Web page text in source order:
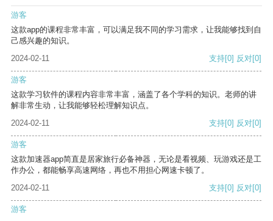
游客
这款app的课程非常丰富，可以满足我不同的学习需求，让我能够找到自
己感兴趣的知识。
2024-02-11
支持[0] 反对[0]
游客
这款学习软件的课程内容非常丰富，涵盖了各个学科的知识。老师的讲
解非常生动，让我能够轻松理解知识点。
2024-02-11
支持[0] 反对[0]
游客
这款加速器app简直是居家旅行必备神器，无论是看视频、玩游戏还是工
作办公，都能畅享高速网络，再也不用担心网速卡顿了。
2024-02-11
支持[0] 反对[0]
游客